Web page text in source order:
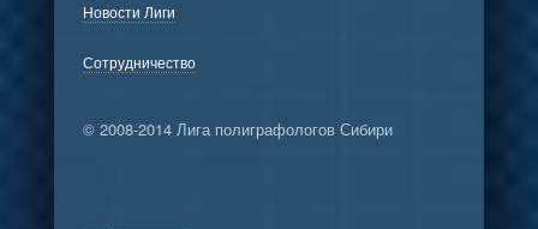
Новости Лиги
Сотрудничество
© 2008-2014 Лига полиграфологов Сибири